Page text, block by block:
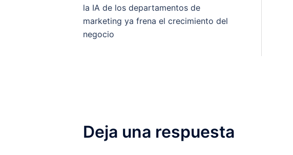
entradas
la IA de los departamentos de
marketing ya frena el crecimiento del
negocio
Deja una respuesta